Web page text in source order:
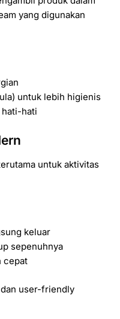
yang digunakan
untuk lebih higienis
hati-hati
untuk aktivitas
keluar
sepenuhnya
cepat
user-friendly